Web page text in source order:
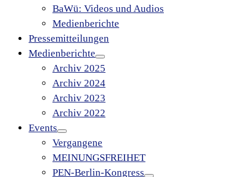
BaWü: Videos und Audios
Medienberichte
Pressemitteilungen
Medienberichte
Archiv 2025
Archiv 2024
Archiv 2023
Archiv 2022
Events
Vergangene
MEINUNGSFREIHET
PEN-Berlin-Kongress